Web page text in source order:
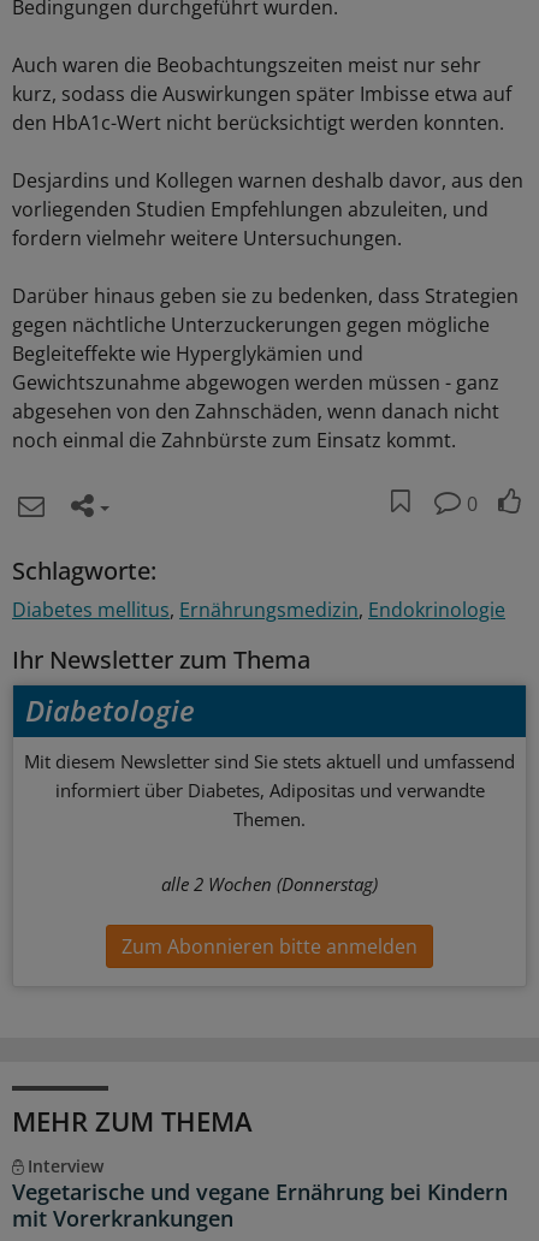
Bedingungen durchgeführt wurden.
Auch waren die Beobachtungszeiten meist nur sehr
kurz, sodass die Auswirkungen später Imbisse etwa auf
den HbA1c-Wert nicht berücksichtigt werden konnten.
Desjardins und Kollegen warnen deshalb davor, aus den
vorliegenden Studien Empfehlungen abzuleiten, und
fordern vielmehr weitere Untersuchungen.
Darüber hinaus geben sie zu bedenken, dass Strategien
gegen nächtliche Unterzuckerungen gegen mögliche
Begleiteffekte wie Hyperglykämien und
Gewichtszunahme abgewogen werden müssen - ganz
abgesehen von den Zahnschäden, wenn danach nicht
noch einmal die Zahnbürste zum Einsatz kommt.
0
Schlagworte:
Diabetes mellitus Ernährungsmedizin Endokrinologie
Ihr Newsletter zum Thema
Diabetologie
Mit diesem Newsletter sind Sie stets aktuell und umfassend
informiert über Diabetes, Adipositas und verwandte
Themen.
alle 2 Wochen (Donnerstag)
Zum Abonnieren bitte anmelden
MEHR ZUM THEMA
Interview
Vegetarische und vegane Ernährung bei Kindern
mit Vorerkrankungen